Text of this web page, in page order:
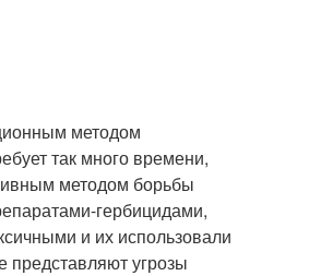
методом
так много времени,
методом борьбы
гербицидами,
и их использовали
угрозы